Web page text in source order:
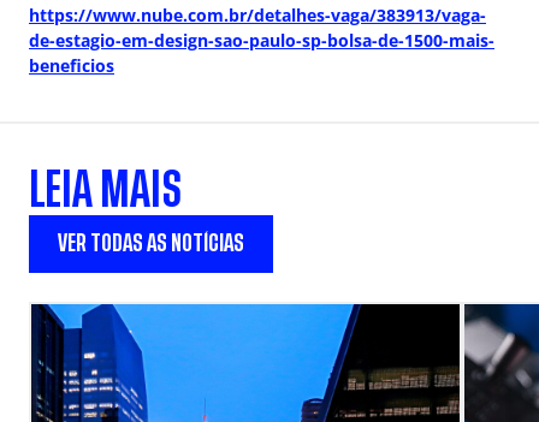
https://www.nube.com.br/detalhes-vaga/383913/vaga-
de-estagio-em-design-sao-paulo-sp-bolsa-de-1500-mais-
beneficios
LEIA MAIS
VER TODAS AS NOTÍCIAS